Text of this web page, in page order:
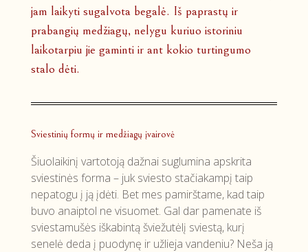
jam laikyti sugalvota begalė. Iš paprastų ir
prabangių medžiagų, nelygu kuriuo istoriniu
laikotarpiu jie gaminti ir ant kokio turtingumo
stalo dėti.
Sviestinių formų ir medžiagų įvairovė
Šiuolaikinį vartotoją dažnai suglumina apskrita
sviestinės forma – juk sviesto stačiakampį taip
nepatogu į ją įdėti. Bet mes pamirštame, kad taip
buvo anaiptol ne visuomet. Gal dar pamenate iš
sviestamušės iškabintą šviežutėlį sviestą, kurį
senelė deda į puodynę ir užlieja vandeniu? Neša ją